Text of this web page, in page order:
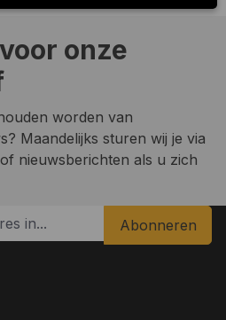
onze
worden van
Maandelijks sturen wij je via
nieuwsberichten als u zich
Abonneren